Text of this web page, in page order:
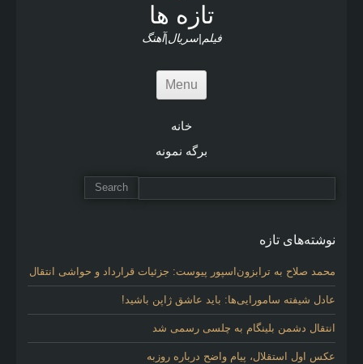
تازه ها
فیلم|سریال|آهنگ
Menu
خانه
برگه نمونه
نوشته‌های تازه
محمد صلاح به ترابزون‌اسپور پیوست: جزئیات قرارداد و حواشی انتقال
عادل شیفته سامورایی‌ها: باید عاشق ژاپن باشید!
انتقال دشمن بلینگام به چلسی رسمی شد
عکس اول استقلال، پیام واضح درباره روزبه